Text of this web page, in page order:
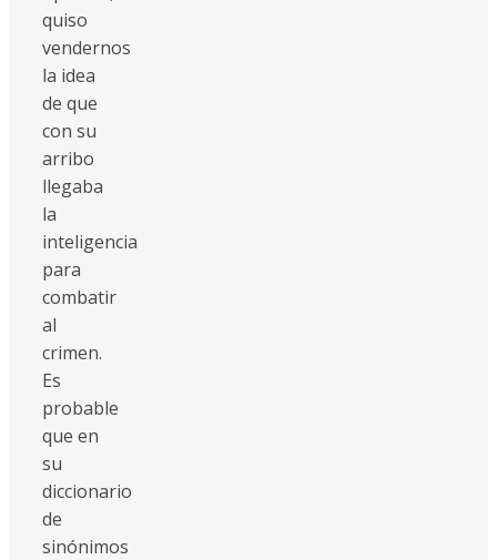
quiso
vendernos
la idea
de que
con su
arribo
llegaba
la
inteligencia
para
combatir
al
crimen.
Es
probable
que en
su
diccionario
de
sinónimos